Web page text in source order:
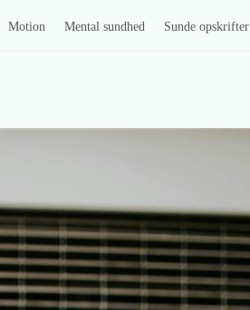
Motion Mental sundhed Sunde opskrifter